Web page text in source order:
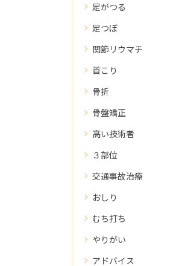
足がつる
足つぼ
関節リウマチ
首こり
骨折
骨盤矯正
高い技術者
３部位
交通事故治療
おしり
むち打ち
やりがい
アドバイス